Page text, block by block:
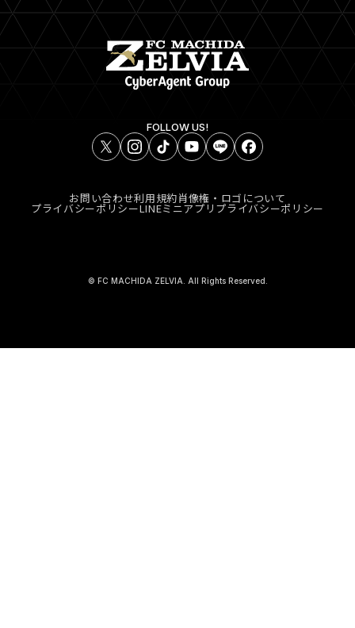
FOLLOW US!
お問い合わせ利用規約肖像権・ロゴについて
プライバシーポリシーLINEミニアプリプライバシーポリシー
© FC MACHIDA ZELVIA. All Rights Reserved.